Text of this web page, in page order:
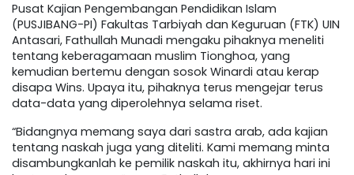
Pusat Kajian Pengembangan Pendidikan Islam
(PUSJIBANG-PI) Fakultas Tarbiyah dan Keguruan (FTK) UIN
Antasari, Fathullah Munadi mengaku pihaknya meneliti
tentang keberagamaan muslim Tionghoa, yang
kemudian bertemu dengan sosok Winardi atau kerap
disapa Wins. Upaya itu, pihaknya terus mengejar terus
data-data yang diperolehnya selama riset.
“Bidangnya memang saya dari sastra arab, ada kajian
tentang naskah juga yang diteliti. Kami memang minta
disambungkanlah ke pemilik naskah itu, akhirnya hari ini